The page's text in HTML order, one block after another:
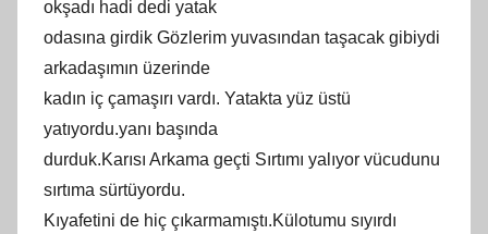
okşadı hadi dedi yatak
odasına girdik Gözlerim yuvasından taşacak gibiydi
arkadaşımın üzerinde
kadın iç çamaşırı vardı. Yatakta yüz üstü
yatıyordu.yanı başında
durduk.Karısı Arkama geçti Sırtımı yalıyor vücudunu
sırtıma sürtüyordu.
Kıyafetini de hiç çıkarmamıştı.Külotumu sıyırdı